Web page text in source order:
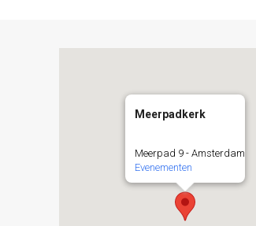
Meerpadkerk
Meerpad 9 - Amsterdam
Evenementen